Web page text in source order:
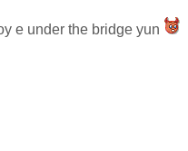
e under the bridge yun